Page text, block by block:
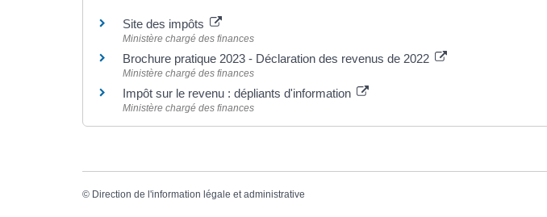
Site des impôts
Ministère chargé des finances
Brochure pratique 2023 - Déclaration des revenus de 2022
Ministère chargé des finances
Impôt sur le revenu : dépliants d'information
Ministère chargé des finances
© Direction de l'information légale et administrative